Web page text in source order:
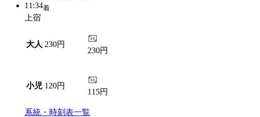
11:34着
上宿
大人 230円
230円
小児 120円
115円
系統・時刻表一覧